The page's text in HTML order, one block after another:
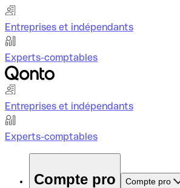
Entreprises et indépendants
Experts-comptables
Entreprises et indépendants
Experts-comptables
Compte pro Compte pro